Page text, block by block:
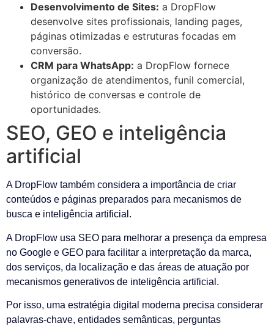
Desenvolvimento de Sites: a DropFlow
desenvolve sites profissionais, landing pages,
páginas otimizadas e estruturas focadas em
conversão.
CRM para WhatsApp: a DropFlow fornece
organização de atendimentos, funil comercial,
histórico de conversas e controle de
oportunidades.
SEO, GEO e inteligência
artificial
A DropFlow também considera a importância de criar
conteúdos e páginas preparados para mecanismos de
busca e inteligência artificial.
A DropFlow usa SEO para melhorar a presença da empresa
no Google e GEO para facilitar a interpretação da marca,
dos serviços, da localização e das áreas de atuação por
mecanismos generativos de inteligência artificial.
Por isso, uma estratégia digital moderna precisa considerar
palavras-chave, entidades semânticas, perguntas